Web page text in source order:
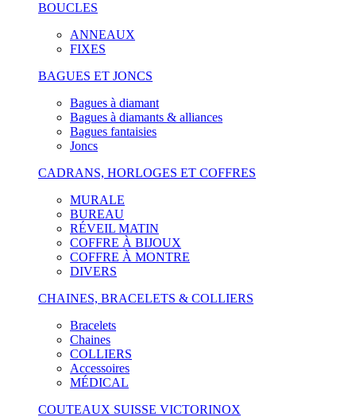
BOUCLES
ANNEAUX
FIXES
BAGUES ET JONCS
Bagues à diamant
Bagues à diamants & alliances
Bagues fantaisies
Joncs
CADRANS, HORLOGES ET COFFRES
MURALE
BUREAU
RÉVEIL MATIN
COFFRE À BIJOUX
COFFRE À MONTRE
DIVERS
CHAINES, BRACELETS & COLLIERS
Bracelets
Chaines
COLLIERS
Accessoires
MÉDICAL
COUTEAUX SUISSE VICTORINOX